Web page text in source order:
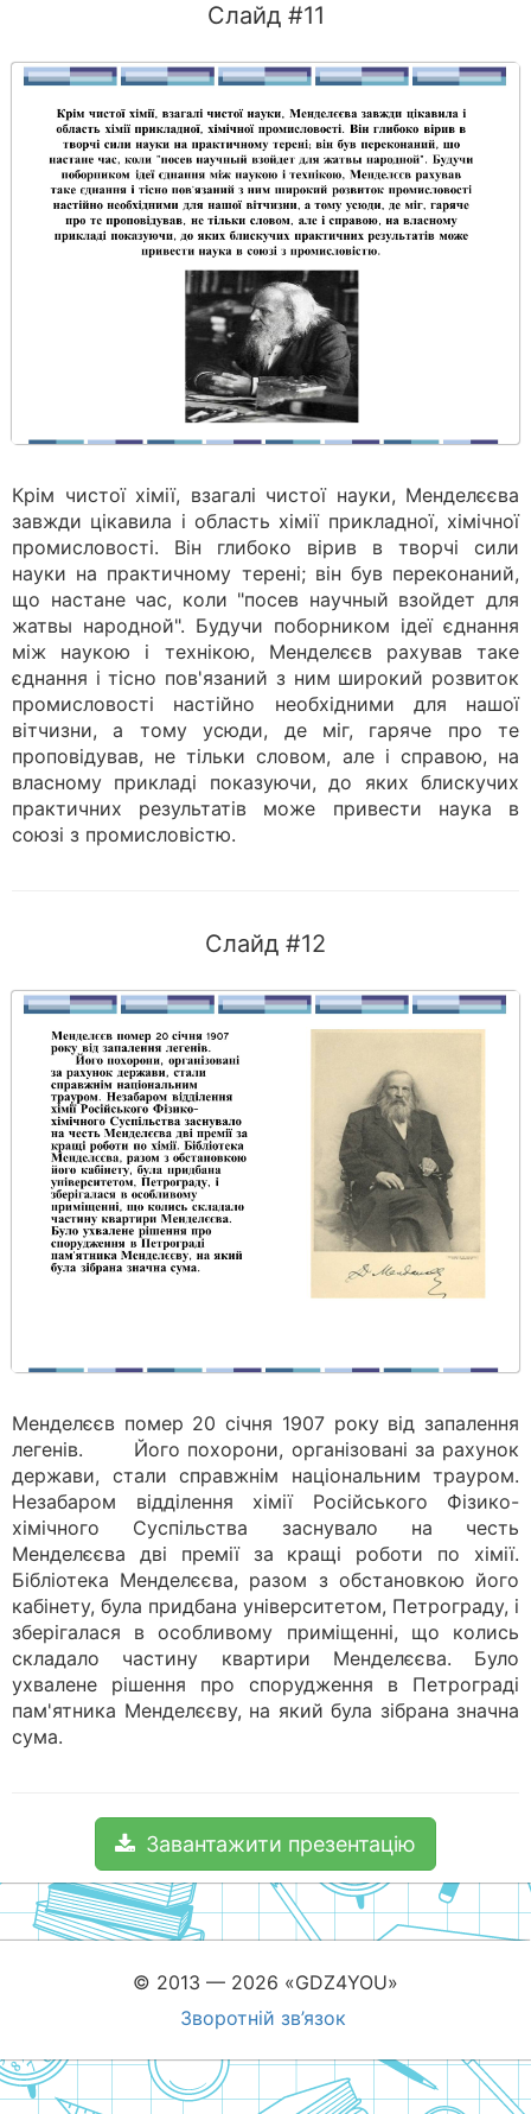
Слайд #11
Крім чистої хімії, взагалі чистої науки, Менделєєва
завжди цікавила і область хімії прикладної, хімічної
промисловості. Він глибоко вірив в творчі сили
науки на практичному терені; він був переконаний,
що настане час, коли "посев научный взойдет для
жатвы народной". Будучи поборником ідеї єднання
між наукою і технікою, Менделєєв рахував таке
єднання і тісно пов'язаний з ним широкий розвиток
промисловості настійно необхідними для нашої
вітчизни, а тому усюди, де міг, гаряче про те
проповідував, не тільки словом, але і справою, на
власному прикладі показуючи, до яких блискучих
практичних результатів може привести наука в
союзі з промисловістю.
Слайд #12
Менделєєв помер 20 січня 1907 року від запалення
легенів. Його похорони, організовані за рахунок
держави, стали справжнім національним трауром.
Незабаром відділення хімії Російського Фізико-
хімічного Суспільства заснувало на честь
Менделєєва дві премії за кращі роботи по хімії.
Бібліотека Менделєєва, разом з обстановкою його
кабінету, була придбана університетом, Петрограду, і
зберігалася в особливому приміщенні, що колись
складало частину квартири Менделєєва. Було
ухвалене рішення про спорудження в Петрограді
пам'ятника Менделєєву, на який була зібрана значна
сума.
Завантажити презентацію
© 2013 — 2026 «GDZ4YOU»
Зворотній зв’язок